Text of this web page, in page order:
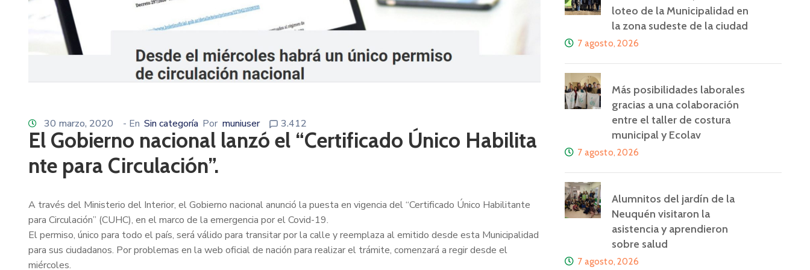
30 marzo, 2020 - En Sin categoría Por muniuser 3.412
El Gobierno nacional lanzó el “Certificado Único Habilita
nte para Circulación”.
A través del Ministerio del Interior, el Gobierno nacional anunció la puesta en vigencia del “Certificado Único Habilitante
para Circulación” (CUHC), en el marco de la emergencia por el Covid-19.
El permiso, único para todo el país, será válido para transitar por la calle y reemplaza al emitido desde esta Municipalidad
para sus ciudadanos. Por problemas en la web oficial de nación para realizarel trámite, comenzará a regir desde el
miércoles.
loteo de la Municipalidad en
la zona sudeste de la ciudad
7 agosto, 2026
Más posibilidades laborales
gracias a una colaboración
entre el taller de costura
municipal y Ecolav
7 agosto, 2026
Alumnitos del jardín de la
Neuquén visitaron la
asistencia y aprendieron
sobre salud
7 agosto, 2026